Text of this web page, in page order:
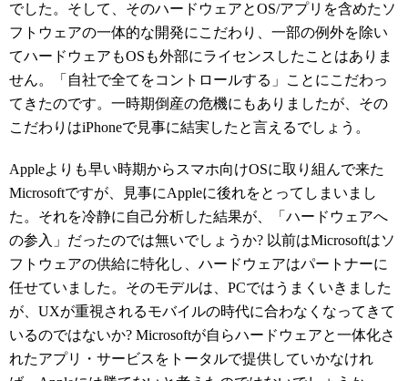
でした。そして、そのハードウェアとOS/アプリを含めたソ
フトウェアの一体的な開発にこだわり、一部の例外を除い
てハードウェアもOSも外部にライセンスしたことはありま
せん。「自社で全てをコントロールする」ことにこだわっ
てきたのです。一時期倒産の危機にもありましたが、その
こだわりはiPhoneで見事に結実したと言えるでしょう。
Appleよりも早い時期からスマホ向けOSに取り組んで来た
Microsoftですが、見事にAppleに後れをとってしまいまし
た。それを冷静に自己分析した結果が、「ハードウェアへ
の参入」だったのでは無いでしょうか? 以前はMicrosoftはソ
フトウェアの供給に特化し、ハードウェアはパートナーに
任せていました。そのモデルは、PCではうまくいきました
が、UXが重視されるモバイルの時代に合わなくなってきて
いるのではないか? Microsoftが自らハードウェアと一体化さ
れたアプリ・サービスをトータルで提供していかなけれ